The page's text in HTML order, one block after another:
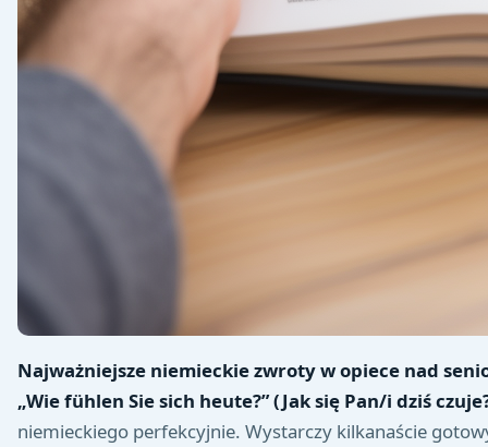
Najważniejsze niemieckie zwroty w opiece nad
„Wie fühlen Sie sich heute?” (Jak się Pan/i dziś
niemieckiego perfekcyjnie. Wystarczy kilkanaście